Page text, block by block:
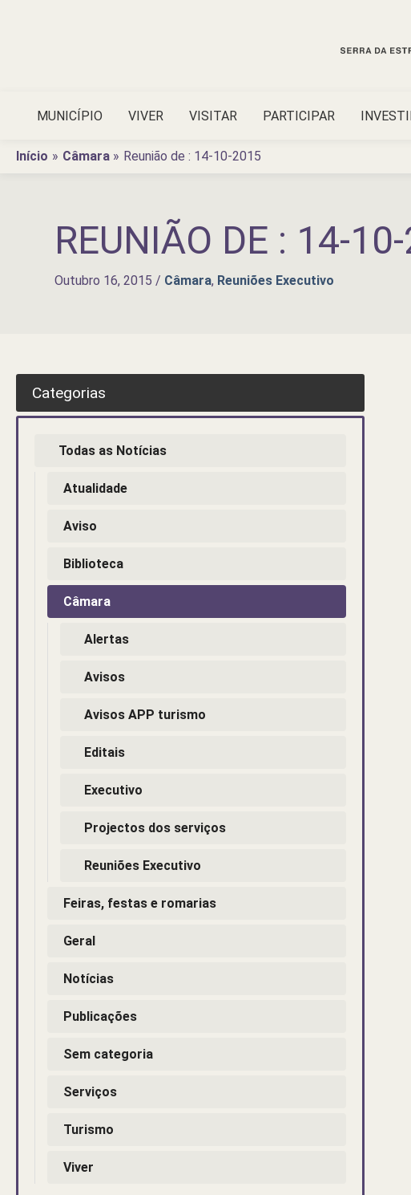
MUNICÍPIO VIVER VISITAR PARTICIPAR
Início Câmara Reunião de : 14-10-2015
REUNIÃO DE : 14-
Outubro 16, 2015 / Câmara, Reuniões Executivo
Categorias
Todas as Notícias
Atualidade
Aviso
Biblioteca
Câmara
Alertas
Avisos
Avisos APP turismo
Editais
Executivo
Projectos dos serviços
Reuniões Executivo
Feiras, festas e romarias
Geral
Notícias
Publicações
Sem categoria
Serviços
Turismo
Viver